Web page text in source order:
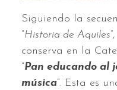
Siguiendo la
“Historia de Aquiles
conserva en la
“Pan educando al
música”. Esta es